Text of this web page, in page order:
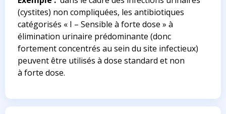
(cystites) non compliquées, les antibiotiques
catégorisés « I – Sensible à forte dose » à
élimination urinaire prédominante (donc
fortement concentrés au sein du site infectieux)
peuvent être utilisés à dose standard et non
à forte dose.